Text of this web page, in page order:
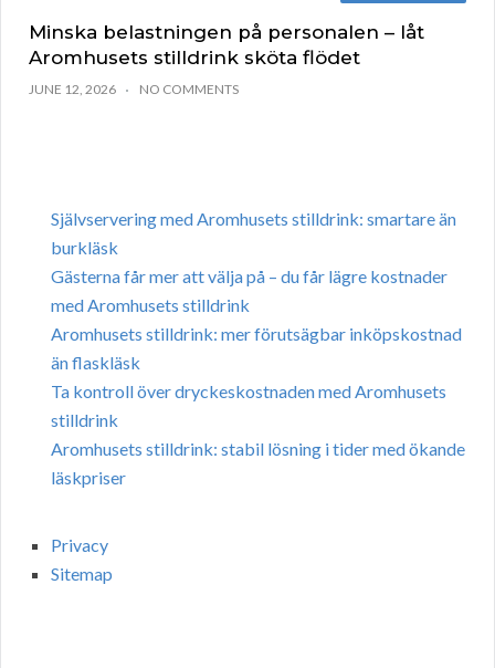
Minska belastningen på personalen – låt
Aromhusets stilldrink sköta flödet
JUNE 12, 2026 NO COMMENTS
Självservering med Aromhusets stilldrink: smartare än
burkläsk
Gästerna får mer att välja på – du får lägre kostnader
med Aromhusets stilldrink
Aromhusets stilldrink: mer förutsägbar inköpskostnad
än flaskläsk
Ta kontroll över dryckeskostnaden med Aromhusets
stilldrink
Aromhusets stilldrink: stabil lösning i tider med ökande
läskpriser
Privacy
Sitemap